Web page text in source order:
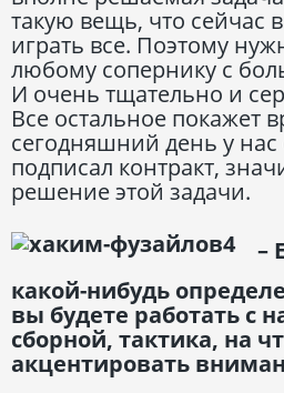
такую вещь, что сейчас
играть все. Поэтому
любому сопернику с
И очень тщательно и
Все остальное покажет
сегодняшний день у
подписал контракт,
решение этой задачи.
–
какой-нибудь
вы будете работать с
сборной, тактика, на
акцентировать